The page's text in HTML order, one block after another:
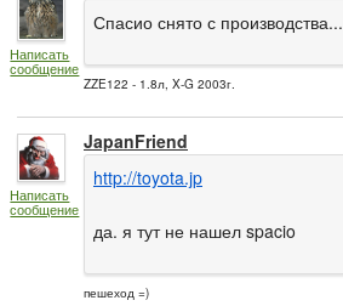
Написать
сообщение
Спасио снято с производства...
ZZE122 - 1.8л, X-G 2003г.
Написать
сообщение
JapanFriend
http://toyota.jp
да. я тут не нашел spacio
пешеход =)